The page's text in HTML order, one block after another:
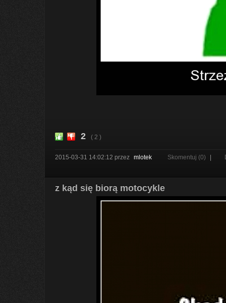
2 ( 2 )
2015-03-31 14:02:12 przez mlotek Skomentuj (0)
z kąd się biorą motocykle